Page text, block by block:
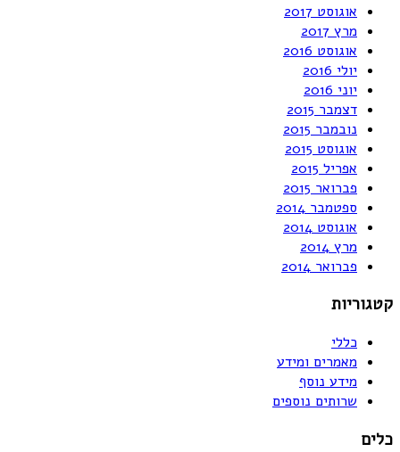
אוגוסט 2017
מרץ 2017
אוגוסט 2016
יולי 2016
יוני 2016
דצמבר 2015
נובמבר 2015
אוגוסט 2015
אפריל 2015
פברואר 2015
ספטמבר 2014
אוגוסט 2014
מרץ 2014
פברואר 2014
קטגוריות
כללי
מאמרים ומידע
מידע נוסף
שרותים נוספים
כלים